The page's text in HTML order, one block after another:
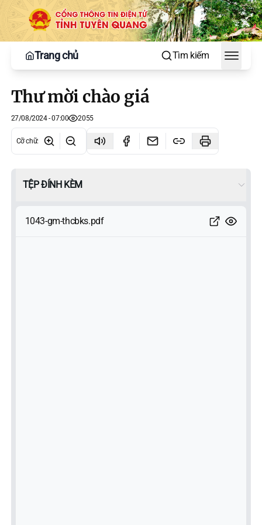
Trang chủ Tìm kiếm
Toggle
Thư mời chào giá
27/08/2024 - 07:00 2055
Cỡ chữ:
TỆP ĐÍNH KÈM
1043-gm-thcbks.pdf